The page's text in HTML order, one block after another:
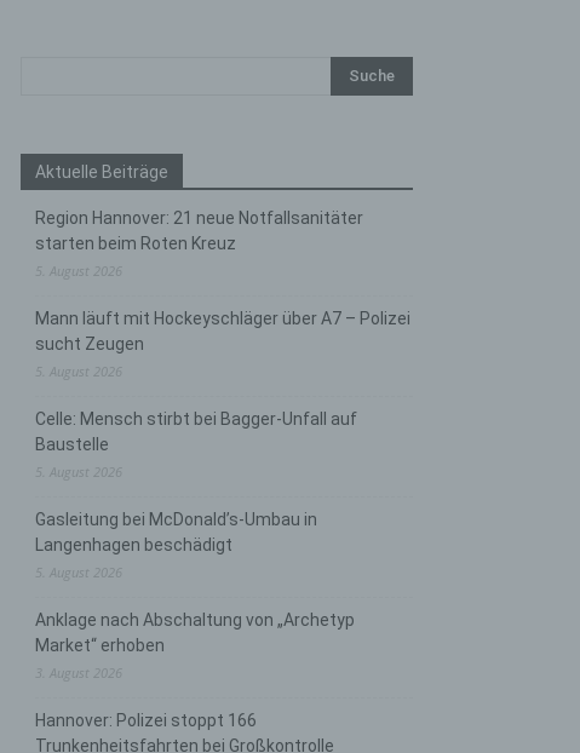
Aktuelle Beiträge
Region Hannover: 21 neue Notfallsanitäter
starten beim Roten Kreuz
5. August 2026
Mann läuft mit Hockeyschläger über A7 – Polizei
sucht Zeugen
5. August 2026
Celle: Mensch stirbt bei Bagger-Unfall auf
Baustelle
5. August 2026
Gasleitung bei McDonald’s-Umbau in
Langenhagen beschädigt
5. August 2026
Anklage nach Abschaltung von „Archetyp
Market“ erhoben
3. August 2026
Hannover: Polizei stoppt 166
Trunkenheitsfahrten bei Großkontrolle